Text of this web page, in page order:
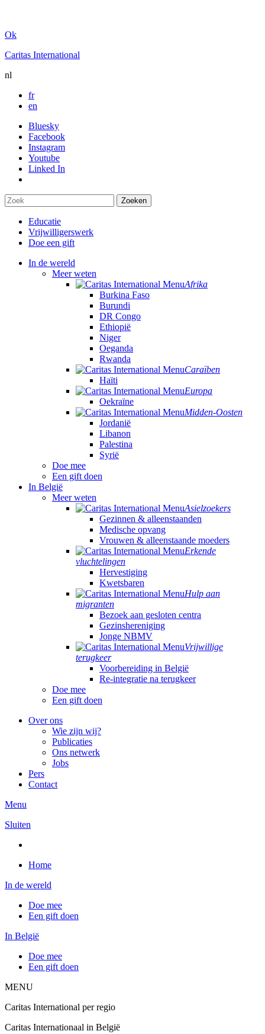
Ok
Caritas International
nl
fr
en
Bluesky
Facebook
Instagram
Youtube
Linked In
Educatie
Vrijwilligerswerk
Doe een gift
In de wereld
Meer weten
Afrika
Burkina Faso
Burundi
DR Congo
Ethiopië
Niger
Oeganda
Rwanda
Caraïben
Haïti
Europa
Oekraïne
Midden-Oosten
Jordanië
Libanon
Palestina
Syrië
Doe mee
Een gift doen
In België
Meer weten
Asielzoekers
Gezinnen & alleenstaanden
Medische opvang
Vrouwen & alleenstaande moeders
Erkende
vluchtelingen
Hervestiging
Kwetsbaren
Hulp aan
migranten
Bezoek aan gesloten centra
Gezinshereniging
Jonge NBMV
Vrijwillige
terugkeer
Voorbereiding in België
Re-integratie na terugkeer
Doe mee
Een gift doen
Over ons
Wie zijn wij?
Publicaties
Ons netwerk
Jobs
Pers
Contact
Menu
Sluiten
Home
In de wereld
Doe mee
Een gift doen
In België
Doe mee
Een gift doen
MENU
Caritas International per regio
Caritas Internationaal in België